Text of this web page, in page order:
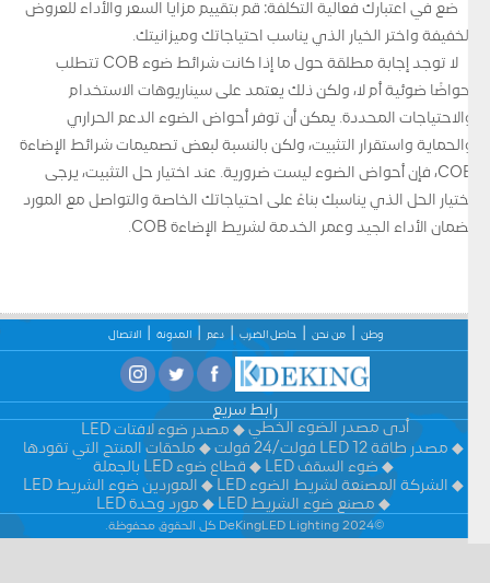
ضع في اعتبارك فعالية التكلفة: قم بتقييم مزايا السعر والأداء للعروض
الخفيفة واختر الخيار الذي يناسب احتياجاتك وميزانيتك.
لا توجد إجابة مطلقة حول ما إذا كانت شرائط ضوء COB تتطلب
أحواضًا ضوئية أم لا، ولكن ذلك يعتمد على سيناريوهات الاستخدام
والاحتياجات المحددة. يمكن أن توفر أحواض الضوء الدعم الحراري
والحماية واستقرار التثبيت، ولكن بالنسبة لبعض تصميمات شرائط الإضاءة
COB، فإن أحواض الضوء ليست ضرورية. عند اختيار حل التثبيت، يرجى
اختيار الحل الذي يناسبك بناءً على احتياجاتك الخاصة والتواصل مع المورد
لضمان الأداء الجيد وعمر الخدمة لشريط الإضاءة COB.
وطن من نحن حاصل الضرب دعم المدونة الاتصال
رابط سريع
أدى مصدر الضوء الخطي
مصدر ضوء لافتات LED
مصدر طاقة LED 12 فولت/24 فولت
ملحقات المنتج التي تقودها
ضوء السقف LED
قطاع ضوء LED بالجملة
الشركة المصنعة لشريط الضوء LED
الموردين ضوء الشريط LED
مصنع ضوء الشريط LED
مورد وحدة LED